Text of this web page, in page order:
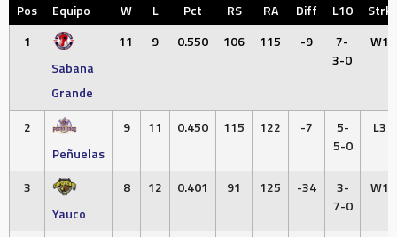
Pos Equipo W L Pct RS RA Diff L10
Strk
1
Sabana
Grande
11 9 0.550 106 115 -9
7-
3-0
W1
2
Peñuelas
9 11 0.450 115 122 -7
5-
5-0
L3
3
Yauco
8 12 0.401 91 125 -34
3-
7-0
W1